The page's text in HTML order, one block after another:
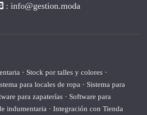
: info@gestion.moda
· Stock por talles y colores ·
para locales de ropa · Sistema para
para zapaterías · Software para
indumentaria · Integración con Tienda